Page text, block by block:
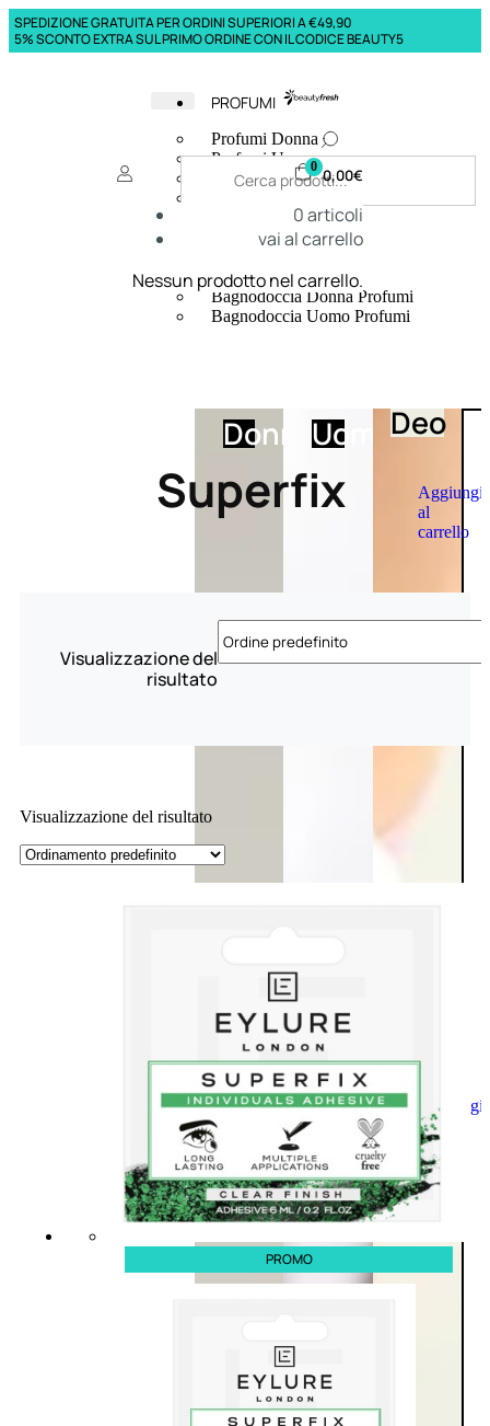
SPEDIZIONE GRATUITA PER ORDINI SUPERIORI A €49,90
5% SCONTO EXTRA SUL PRIMO ORDINE CON IL CODICE BEAUTY5
PROFUMI
Profumi Donna
Profumi Uomo
Deodoranti Donna
Corpo Donna
Corpo Uomo
Creme Mani
Bagnodoccia Donna Profumi
Bagnodoccia Uomo Profumi
DonnaUomoDeo
Aggiungi
al
carrello
Aggiungi
al
carrello
0 0,00€
0articoli
vai al carrello
Nessun prodotto nel carrello.
Superfix
Visualizzazione del
risultato
Visualizzazione del risultato
PROMO